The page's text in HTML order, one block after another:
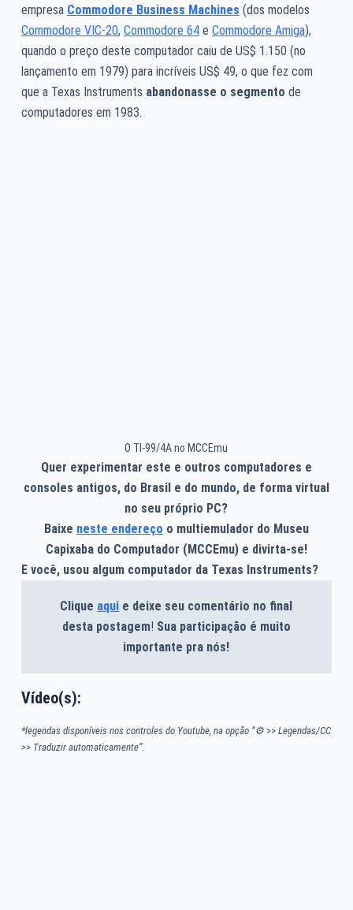
empresa Commodore Business Machines (dos modelos
Commodore VIC-20, Commodore 64e Commodore Amiga),
quando o preço deste computador caiu de US$ 1.150 (no
lançamento em 1979) para incríveis US$ 49, o que fez com
que a Texas Instruments abandonasse o segmento de
computadores em 1983.
O TI-99/4A no MCCEmu
Quer experimentar este e outros computadores e
consoles antigos, do Brasil e do mundo, de forma virtual
no seu próprio PC?
Baixe neste endereço o multiemulador do Museu
Capixaba do Computador (MCCEmu) e divirta-se!
E você, usou algum computador da Texas Instruments?
Clique aqui e deixe seu comentário no final
desta postagem! Sua participação é muito
importante pra nós!
Vídeo(s):
*legendas disponíveis nos controles do Youtube, na opção “⚙>> Legendas/CC
>> Traduzir automaticamente”.